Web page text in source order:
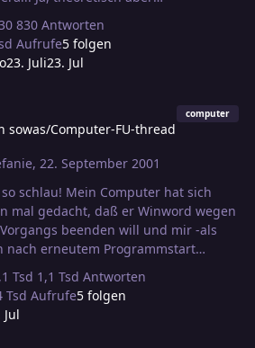
unmöglich.^^ Als wenn da einer
zu zerlegen
830 Antworten
Aufrufe5 folgen
23. Juli23. Jul
sowas/Computer-FU-thread
, 22. September 2001
computer
hat sich
mal gedacht, daß er Winword wegen
beenden will und mir -als
nach erneutem Programmstart
sagen muß, daß die Datei für mich
und ich sie maximal mit
habe ich ihm die
unter" und dem Löschen
1,1 Tsd Antworten
Tsd Aufrufe5 folgen
Jul